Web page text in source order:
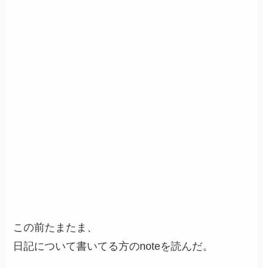
この前たまたま、
日記について書いてる方のnoteを読んだ。